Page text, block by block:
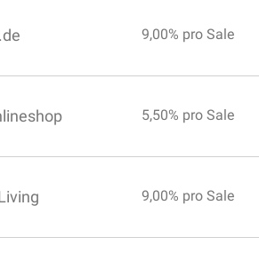
9,00% pro Sale
5,50% pro Sale
9,00% pro Sale